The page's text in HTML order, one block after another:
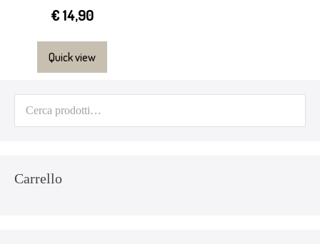
€14,90
Quick view
Carrello